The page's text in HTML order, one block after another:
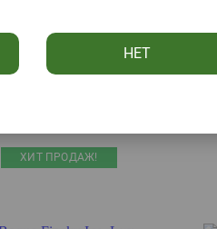
НЕТ
ХИТ ПРОДАЖ!